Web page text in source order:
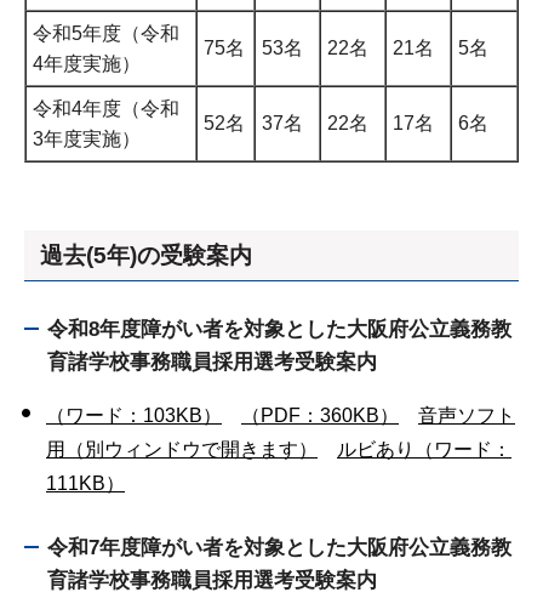
令和5年度（令和
4年度実施）
75名 53名 22名 21名 5名
令和4年度（令和
3年度実施）
52名 37名 22名 17名 6名
過去(5年)の受験案内
令和8年度障がい者を対象とした大阪府公立義務教
育諸学校事務職員採用選考受験案内
（ワード：103KB） （PDF：360KB）
音声ソフト
用（別ウィンドウで開きます）
ルビあり（ワード：
111KB）
令和7年度障がい者を対象とした大阪府公立義務教
育諸学校事務職員採用選考受験案内